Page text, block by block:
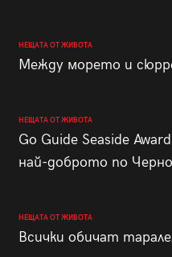
НЕЩАТА ОТ ЖИВОТА
Между морето и
НЕЩАТА ОТ ЖИВОТА
Go Guide Seaside
най-доброто по
НЕЩАТА ОТ ЖИВОТА
Всички обичат